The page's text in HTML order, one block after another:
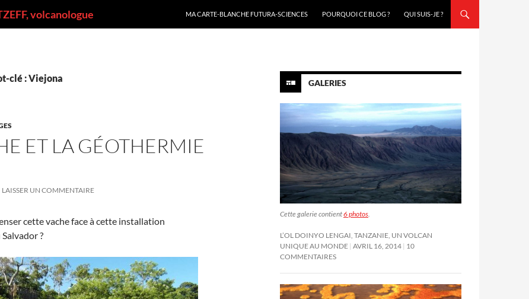
volcanologue
MA CARTE-BLANCHE FUTURA-SCIENCES
POURQUOI CE BLOG ? QUI SUIS-JE ?
clé : Viejona
ET LA GÉOTHERMIE
LAISSER UN COMMENTAIRE
cette vache face à cette installation
?
GALERIES
Cette galerie contient6 photos.
L’OL DOINYO LENGAI, TANZANIE, UN VOLCAN
UNIQUE AU MONDE AVRIL 16, 2014 10
COMMENTAIRES